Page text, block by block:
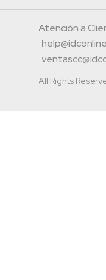
Atención a
All Rights